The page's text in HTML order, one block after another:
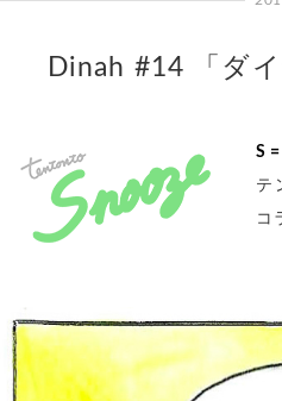
Dinah #14 「ダ
S
テ
コ